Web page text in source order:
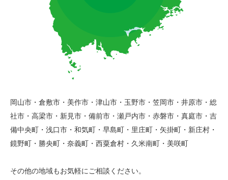
岡山市・倉敷市・美作市・津山市・玉野市・笠岡市・井原市・総
社市・高梁市・新見市・備前市・瀬戸内市・赤磐市・真庭市・吉
備中央町・浅口市・和気町・早島町・里庄町・矢掛町・新庄村・
鏡野町・勝央町・奈義町・西粟倉村・久米南町・美咲町
その他の地域もお気軽にご相談ください。